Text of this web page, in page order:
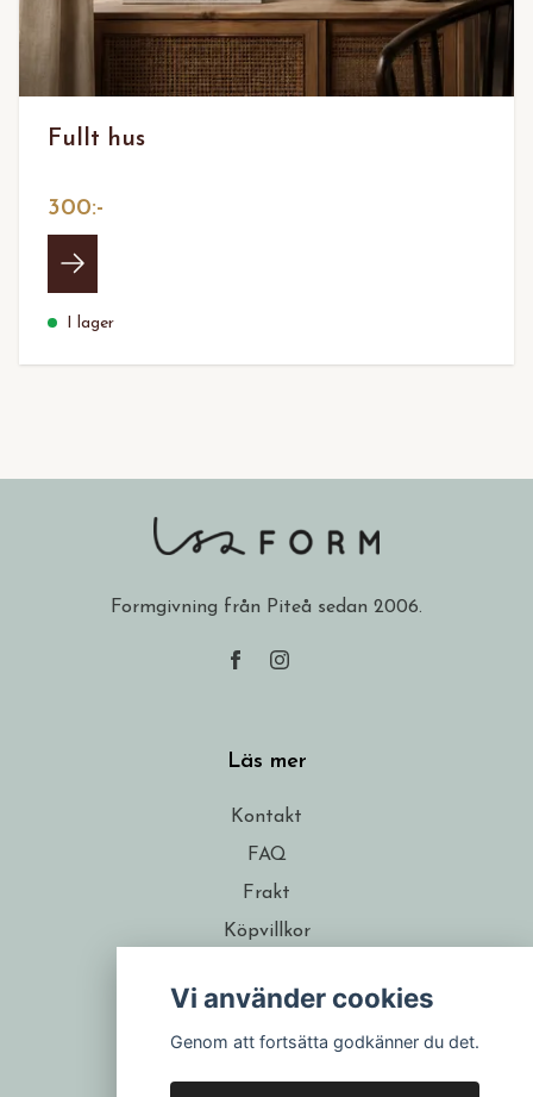
Fullt hus
300:-
I lager
Formgivning från Piteå sedan 2006.
Läs mer
Kontakt
FAQ
Frakt
Köpvillkor
Återförsäljare
Presentkort
Vi använder cookies
Genom att fortsätta godkänner du det.